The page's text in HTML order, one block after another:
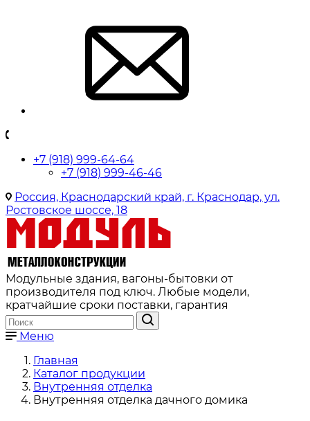
+7 (918) 999-64-64
+7 (918) 999-46-46
Россия, Краснодарский край, г. Краснодар, ул.
Ростовское шоссе, 18
Модульные здания, вагоны-бытовки от
производителя под ключ. Любые модели,
кратчайшие сроки поставки, гарантия
Меню
Главная
Каталог продукции
Внутренняя отделка
Внутренняя отделка дачного домика